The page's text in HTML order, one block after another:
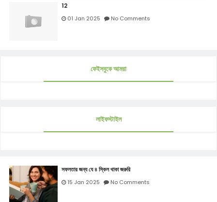
12
01 Jan 2025 No Comments
ফেইসবুকে আমরা
লাইফস্টাইল
সফলতার জন্য যে ৪ স্কিল থাকা জরুরি
15 Jan 2025 No Comments